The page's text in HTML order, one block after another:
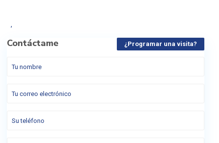
,
Contáctame ¿Programar una visita?